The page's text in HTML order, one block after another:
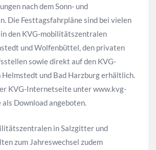
nach dem Sonn- und
Die Festtagsfahrpläne sind bei vielen
den KVG-mobilitätszentralen
und Wolfenbüttel, den privaten
sowie direkt auf den KVG-
und Bad Harzburg erhältlich.
KVG-Internetseite unter www.kvg-
als Download angeboten.
in Salzgitter und
zum Jahreswechsel zudem